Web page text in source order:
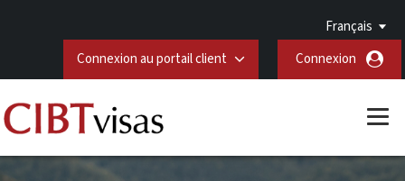
Français
Connexion au portail client
Connexion